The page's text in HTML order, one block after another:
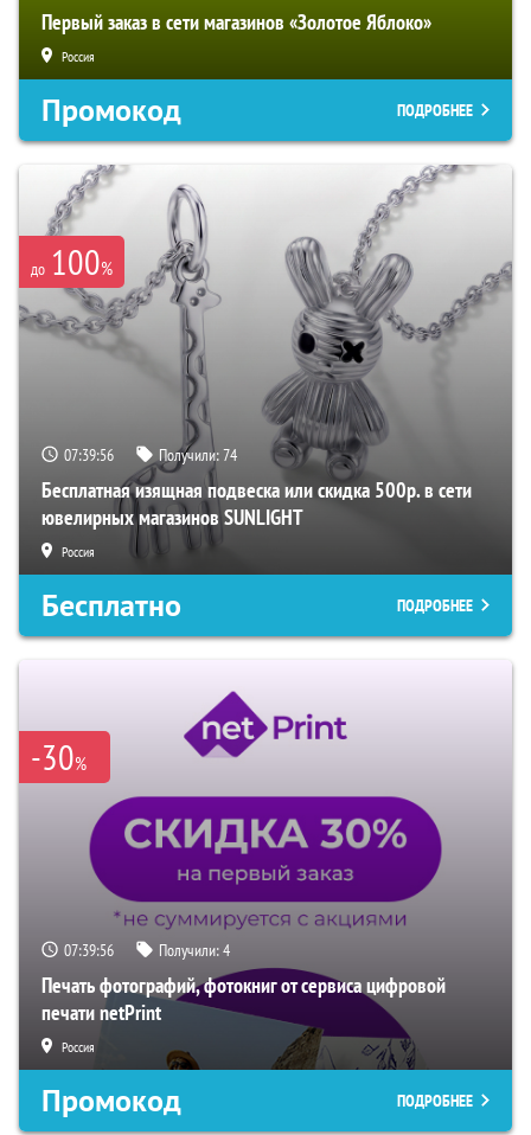
Первый заказ в сети магазинов «Золотое Яблоко»
Россия
Промокод ПОДРОБНЕЕ
до 100%
07:39:55 Получили:74
Бесплатная изящная подвеска или скидка 500р. в сети
ювелирных магазинов SUNLIGHT
Россия
Бесплатно ПОДРОБНЕЕ
-30%
07:39:55 Получили:4
Печать фотографий, фотокниг от сервиса цифровой
печати netPrint
Россия
Промокод ПОДРОБНЕЕ